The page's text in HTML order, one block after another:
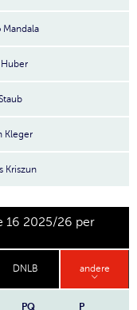
Mandala
Kleger
Kriszun
16 2025/26 per
DNLB andere
PQ P